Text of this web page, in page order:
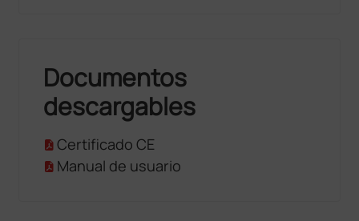
Documentos
descargables
Certificado CE
Manual de usuario